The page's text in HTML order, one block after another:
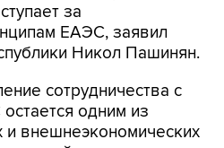
за
ЕАЭС, заявил
Никол Пашинян.
сотрудничества с
одним из
и внешнеэкономических